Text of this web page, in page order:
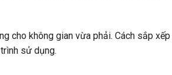
cho không gian vừa phải. Cách sắp
sử dụng.